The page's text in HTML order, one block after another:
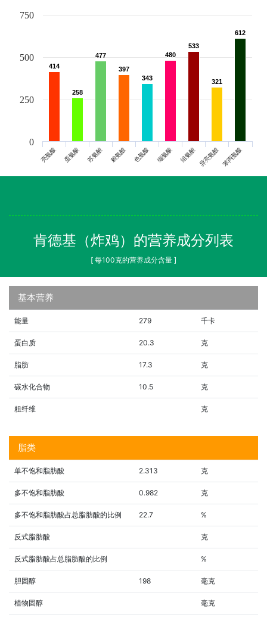
414
414
258
258
477
477
397
397
343
343
480
480
533
533
321
321
612
612
亮氨酸 蛋氨酸 苏氨酸 赖氨酸 色氨酸 缬氨酸 组氨酸 异亮氨酸苯丙氨酸
0
250
500
750
肯德基（炸鸡）的营养成分列表
[ 每100克的营养成分含量 ]
基本营养
能量 279 千卡
蛋白质 20.3 克
脂肪 17.3 克
碳水化合物 10.5 克
粗纤维 克
脂类
单不饱和脂肪酸 2.313 克
多不饱和脂肪酸 0.982 克
多不饱和脂肪酸占总脂肪酸的比例 22.7 %
反式脂肪酸 克
反式脂肪酸占总脂肪酸的比例 %
胆固醇 198 毫克
植物固醇 毫克